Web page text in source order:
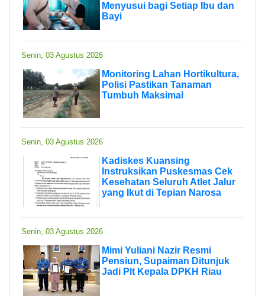
Menyusui bagi Setiap Ibu dan
Bayi
Senin, 03 Agustus 2026
Monitoring Lahan Hortikultura,
Polisi Pastikan Tanaman
Tumbuh Maksimal
Senin, 03 Agustus 2026
Kadiskes Kuansing
Instruksikan Puskesmas Cek
Kesehatan Seluruh Atlet Jalur
yang Ikut di Tepian Narosa
Senin, 03 Agustus 2026
Mimi Yuliani Nazir Resmi
Pensiun, Supaiman Ditunjuk
Jadi Plt Kepala DPKH Riau